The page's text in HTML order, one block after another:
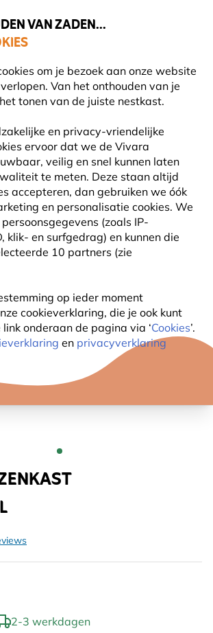
VAN ZADEN...
om je bezoek aan onze website
Van het onthouden van je
tonen van de juiste nestkast.
en privacy-vriendelijke
ervoor dat we de Vivara
veilig en snel kunnen laten
te meten. Deze staan altijd
accepteren, dan gebruiken we óók
en personalisatie cookies. We
(zoals IP-
klik- en surfgedrag) en kunnen die
10 partners (zie
op ieder moment
cookieverklaring, die je ook kunt
link onderaan de pagina via ‘Cookies’.
en privacyverklaring
door klanten in 11 landen
bij orders vanaf €59
2-3 werkdagen